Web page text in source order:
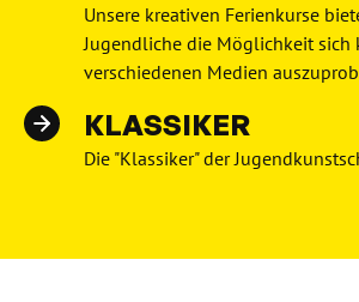
Unsere kreativen Ferienkurse
Jugendliche die Möglichkeit sich
verschiedenen Medien
KLASSIKER
Die "Klassiker" der